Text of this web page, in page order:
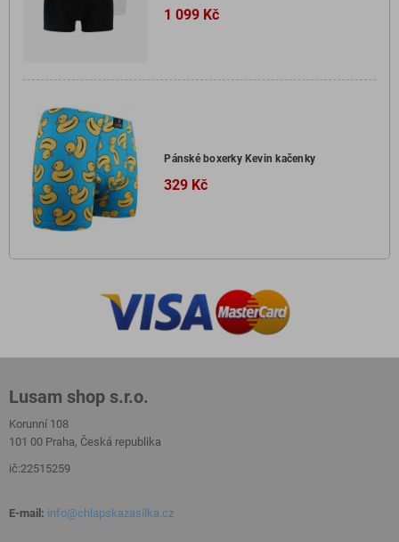
1 099 Kč
Pánské boxerky Kevin kačenky
329 Kč
Lusam shop s.r.o.
Korunní 108
101 00 Praha, Česká republika
ič:22515259
E-mail: info@chlapskazasilka.cz